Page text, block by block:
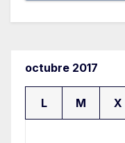
octubre 2017
L M X